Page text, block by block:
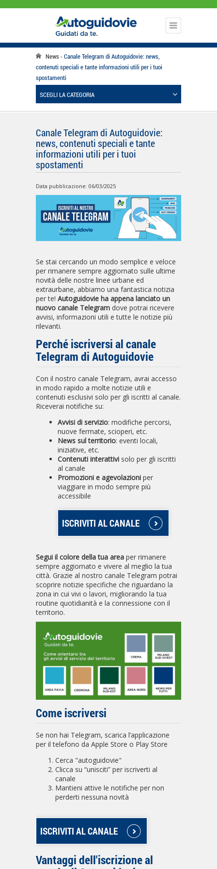
News
Canale Telegram di Autoguidovie: news,
contenuti speciali e tante informazioni utili per i tuoi
spostamenti
SCEGLI LA CATEGORIA
Canale Telegram di Autoguidovie:
news, contenuti speciali e tante
informazioni utili per i tuoi
spostamenti
Data pubblicazione: 06/03/2025
Se stai cercando un modo semplice e veloce
per rimanere sempre aggiornato sulle ultime
novità delle nostre linee urbane ed
extraurbane, abbiamo una fantastica notizia
per te! Autoguidovie ha appena lanciato un
nuovo canale Telegram dove potrai ricevere
avvisi, informazioni utili e tutte le notizie più
rilevanti.
Perché iscriversi al canale
Telegram di Autoguidovie
Con il nostro canale Telegram, avrai accesso
in modo rapido a molte notizie utili e
contenuti esclusivi solo per gli iscritti al canale.
Riceverai notifiche su:
Avvisi di servizio: modifiche percorsi,
nuove fermate, scioperi, etc.
News sul territorio: eventi locali,
iniziative, etc.
Contenuti interattivi solo per gli iscritti
al canale
Promozioni e agevolazioni per
viaggiare in modo sempre più
accessibile
ISCRIVITI AL CANALE
Segui il colore della tua area per rimanere
sempre aggiornato e vivere al meglio la tua
città. Grazie al nostro canale Telegram potrai
scoprire notizie specifiche che riguardano la
zona in cui vivi o lavori, migliorando la tua
routine quotidianità e la connessione con il
territorio.
Come iscriversi
Se non hai Telegram, scarica l’applicazione
per il telefono da Apple Store o Play Store
Cerca "autoguidovie"
Clicca su “unisciti” per iscriverti al
canale
Mantieni attive le notifiche per non
perderti nessuna novità
ISCRIVITI AL CANALE
Vantaggi dell'iscrizione al